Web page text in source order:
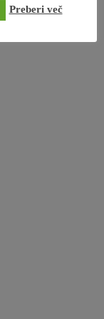
Preberi več